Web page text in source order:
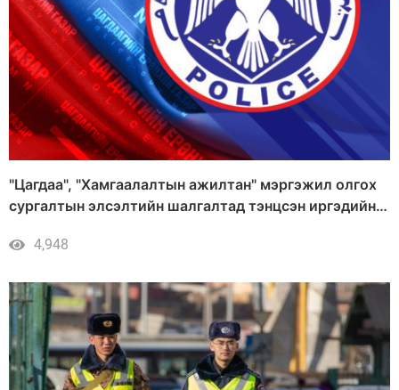
"Цагдаа", "Хамгаалалтын ажилтан" мэргэжил олгох
сургалтын элсэлтийн шалгалтад тэнцсэн иргэдийн
4,948